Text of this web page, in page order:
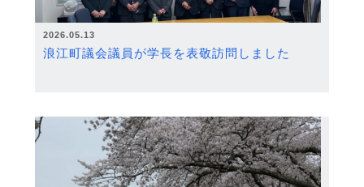
2026.05.13
浪江町議会議員が学長を表敬訪問しました